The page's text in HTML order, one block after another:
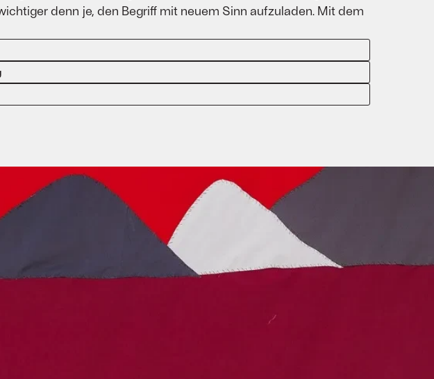
denn je, den Begriff mit neuem Sinn aufzuladen. Mit dem